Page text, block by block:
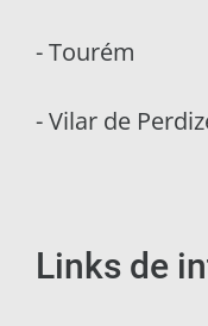
- Tourém
- Vilar de
Links de